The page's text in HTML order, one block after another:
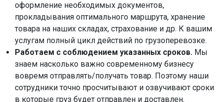
оформление необходимых документов,
прокладывания оптимального маршрута, хранение
товара на наших складах, страхование и др. К вашим
услугам полный цикл действий по грузоперевозке.
Работаем с соблюдением указанных сроков. Мы
знаем насколько важно современному бизнесу
вовремя отправлять/получать товар. Поэтому наши
сотрудники точно просчитывают и озвучивают сроки
в которые груз будет отправлен и доставлен.